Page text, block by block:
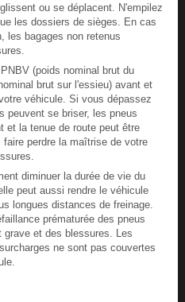
ou se déplacent. N'empilez
les dossiers de sièges. En cas
les bagages non retenus
(poids nominal brut du
brut sur l'essieu) avant et
véhicule. Si vous dépassez
peuvent se briser, les pneus
et la tenue de route peut être
perdre la maîtrise de votre
diminuer la durée de vie du
peut aussi rendre le véhicule
longues distances de freinage.
prématurée des pneus
grave et des blessures. Les
ne sont pas couvertes